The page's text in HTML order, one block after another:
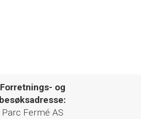
Forretnings- og
besøksadresse:
Parc Fermé AS